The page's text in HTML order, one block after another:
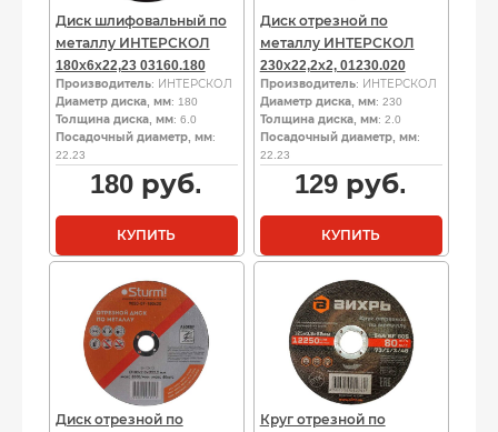
Диск шлифовальный по
металлу ИНТЕРСКОЛ
180х6х22,23 03160.180
Производитель: ИНТЕРСКОЛ
Диаметр диска, мм: 180
Толщина диска, мм: 6.0
Посадочный диаметр, мм:
22.23
180 руб.
КУПИТЬ
Диск отрезной по
металлу ИНТЕРСКОЛ
230х22,2х2, 01230.020
Производитель: ИНТЕРСКОЛ
Диаметр диска, мм: 230
Толщина диска, мм: 2.0
Посадочный диаметр, мм:
22.23
129 руб.
КУПИТЬ
Диск отрезной по
Круг отрезной по